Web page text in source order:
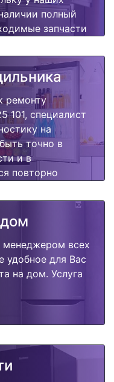
полный
запчасти
ремонту
101, специалист
на
точно в
и в
повторно
всех
удобное для Вас
на дом. Услуга